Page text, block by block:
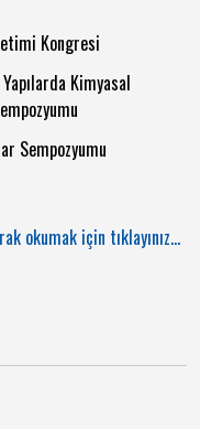
Kongresi
Kimyasal
Sempozyumu
okumak için tıklayınız...